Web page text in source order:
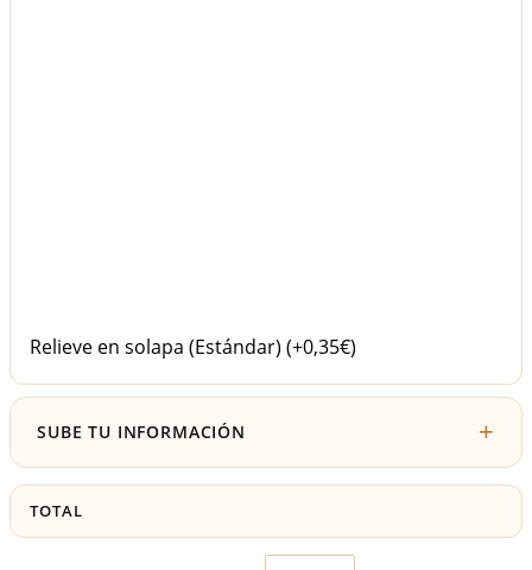
Relieve en solapa (Estándar) (+0,35€)
SUBE TU INFORMACIÓN
TOTAL